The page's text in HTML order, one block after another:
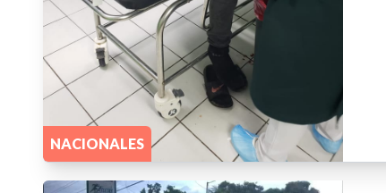
NACIONALES